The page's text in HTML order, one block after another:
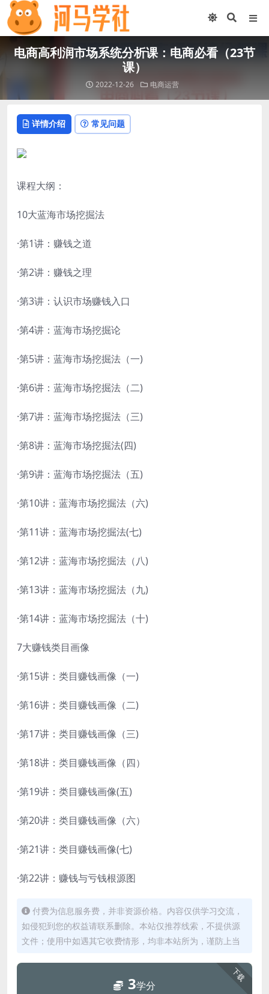
电商高利润市场系统分析课：电商必看（23节
课）
2022-12-26 电商运营
详情介绍 常见问题
课程大纲：
10大蓝海市场挖掘法
·第1讲：赚钱之道
·第2讲：赚钱之理
·第3讲：认识市场赚钱入口
·第4讲：蓝海市场挖掘论
·第5讲：蓝海市场挖掘法（一)
·第6讲：蓝海市场挖掘法（二)
·第7讲：蓝海市场挖掘法（三)
·第8讲：蓝海市场挖掘法(四)
·第9讲：蓝海市场挖掘法（五)
·第10讲：蓝海市场挖掘法（六)
·第11讲：蓝海市场挖掘法(七)
·第12讲：蓝海市场挖掘法（八)
·第13讲：蓝海市场挖掘法（九)
·第14讲：蓝海市场挖掘法（十)
7大赚钱类目画像
·第15讲：类目赚钱画像（一)
·第16讲：类目赚钱画像（二)
·第17讲：类目赚钱画像（三)
·第18讲：类目赚钱画像（四）
·第19讲：类目赚钱画像(五)
·第20讲：类目赚钱画像（六）
·第21讲：类目赚钱画像(七)
·第22讲：赚钱与亏钱根源图
付费为信息服务费，并非资源价格。内容仅供学习交流，
如侵犯到您的权益请联系删除。本站仅推荐线索，不提供源
文件；使用中如遇其它收费情形，均非本站所为，谨防上当
下载
3学分